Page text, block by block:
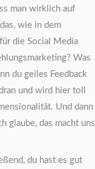
man wirklich auf
wie in dem
die Social Media
Was
du geiles Feedback
und wird hier toll
Und dann
glaube, das macht uns
du hast es gut